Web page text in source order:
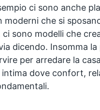
ci sono anche
che si
sono modelli che
dicendo. Insomma la
per arredare la
dove confort,